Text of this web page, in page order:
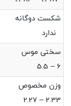
ندارد
6 – 5.5
2.33 – 2.27